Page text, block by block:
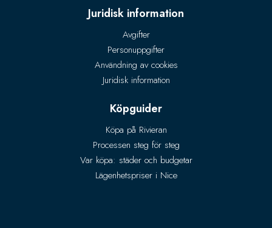
Juridisk information
Avgifter
Personuppgifter
Användning av cookies
Juridisk information
Köpguider
Köpa på Rivieran
Processen steg för steg
Var köpa: städer och budgetar
Lägenhetspriser i Nice